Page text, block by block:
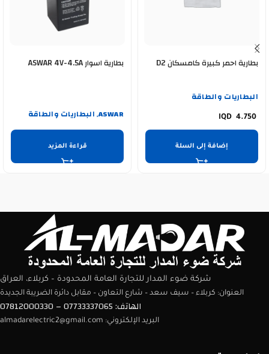
بطارية احمر كبيرة كامسكان D2
البطاريات والطاقة
4.750
إضافة إلى السلة
بطارية اسوار ASWAR 4V-4.5A
ASWAR
, البطاريات والطاقة
قراءة المزيد
شركة ضوء المدار للتجارة العامة المحدودة – كربلاء، العراق
العنوان: كربلاء – سيف سعد – شارع التعاون – مقابل دائرة الضريبة الجديدة
الهاتف: 07733337065 – 07812000330
البريد الإلكتروني: almadarelectric2@gmail.com